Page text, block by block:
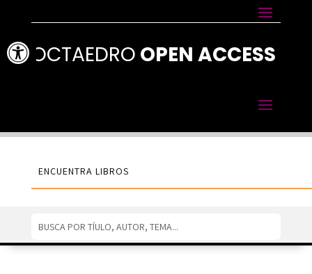
Abrir barra de herramientas
OCTAEDRO OPEN ACCESS